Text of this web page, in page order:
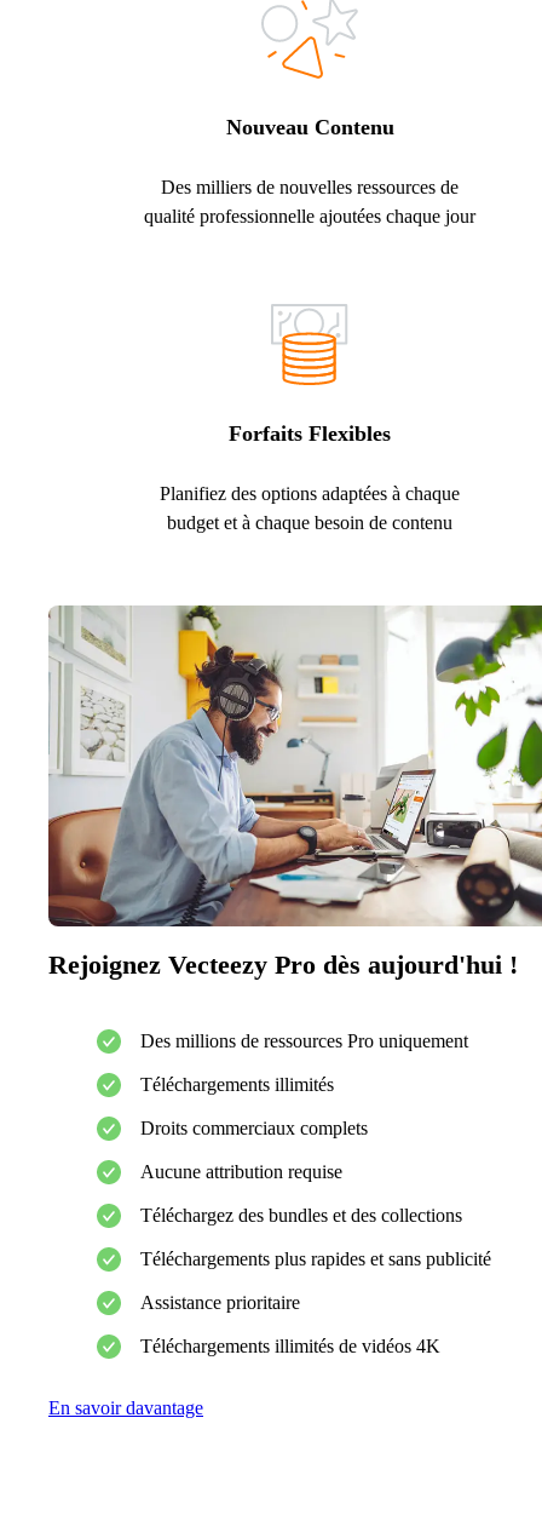
Nouveau Contenu
Des milliers de nouvelles ressources de
qualité professionnelle ajoutées chaque jour
Forfaits Flexibles
Planifiez des options adaptées à chaque
budget et à chaque besoin de contenu
Rejoignez Vecteezy Pro dès aujourd'hui !
Des millions de ressources Pro uniquement
Téléchargements illimités
Droits commerciaux complets
Aucune attribution requise
Téléchargez des bundles et des collections
Téléchargements plus rapides et sans publicité
Assistance prioritaire
Téléchargements illimités de vidéos 4K
En savoir davantage